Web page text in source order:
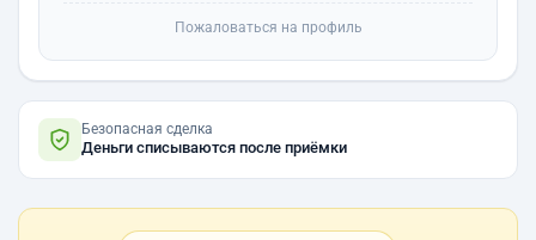
Пожаловаться на профиль
Безопасная сделка
Деньги списываются после приёмки